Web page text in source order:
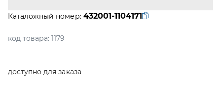
Каталожный номер: 432001-1104171
код товара: 1179
доступно для заказа